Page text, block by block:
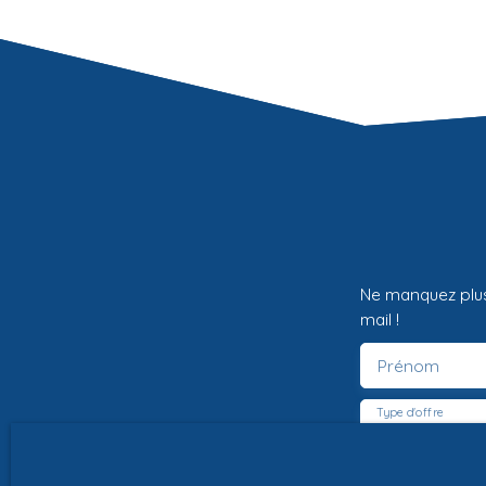
tout constructeur. Prix négociable. Pour plus de
renseignements ou pour toute prise de rendez-
vous, n'hésitez plus et contactez Christine
Ne manquez
mail !
Prénom
Type d'offre